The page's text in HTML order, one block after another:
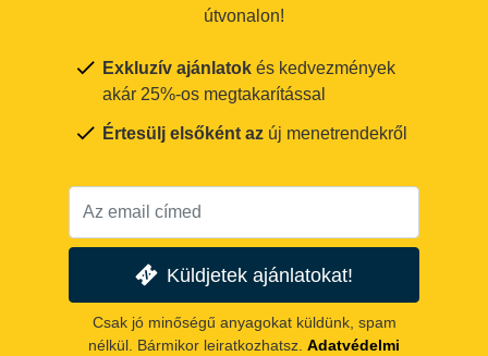
útvonalon!
Exkluzív ajánlatok és kedvezmények
akár 25%-os megtakarítással
Értesülj elsőként az új menetrendekről
Küldjetek ajánlatokat!
Csak jó minőségű anyagokat küldünk, spam
nélkül. Bármikor leiratkozhatsz. Adatvédelmi